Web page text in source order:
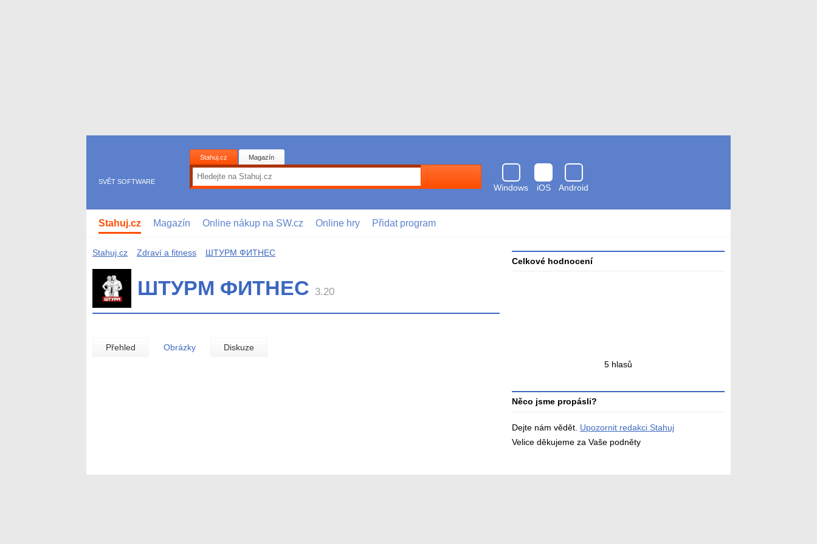
SVĚT SOFTWARE
Stahuj.cz Magazín
Windows
iOS
Android
antivirem
Stahuj.cz Magazín Online nákup na SW.cz Online hry Přidat program
Stahuj.cz Zdraví a fitness ШТУРМ ФИТНЕС
ШТУРМ ФИТНЕС 3.20
Přehled Obrázky Diskuze
Celkové hodnocení
5 hlasů
Něco jsme propásli?
Dejte nám vědět. Upozornit redakci Stahuj
Velice děkujeme za Vaše podněty